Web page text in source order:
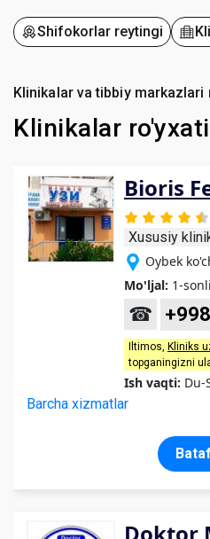
Shifokorlar reytingi
Klinikalar va tibbiy markazlari
Klinikalar ro'yxati
Bioris
Xususiy
Oybek
Mo'ljal: 1-
☎
Iltimos, Kliniks
topganingizni
Ish vaqti: Du-
Barcha xizmatlar